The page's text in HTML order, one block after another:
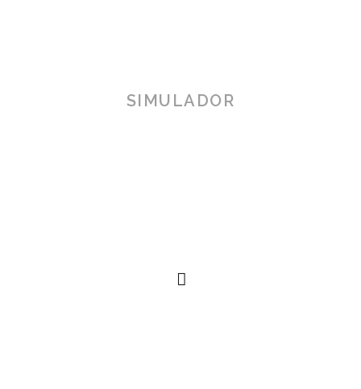
SIMULADOR